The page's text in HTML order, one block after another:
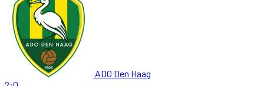
ADO Den Haag